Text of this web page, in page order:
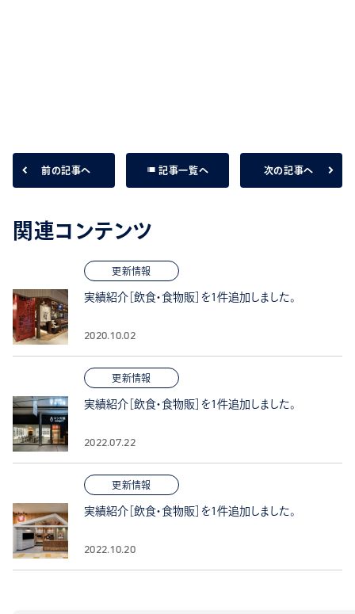
前の記事へ list 記事一覧へ 次の記事へ
関連コンテンツ
更新情報
実績紹介［飲食・食物販］を1件追加しました。
2020.10.02
更新情報
実績紹介［飲食・食物販］を1件追加しました。
2022.07.22
更新情報
実績紹介［飲食・食物販］を1件追加しました。
2022.10.20